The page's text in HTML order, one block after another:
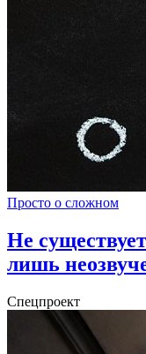
Просто о сложном
Не
лишь
Спецпроект